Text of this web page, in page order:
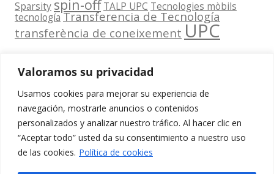
Valoramos su privacidad
Usamos cookies para mejorar su experiencia de
navegación, mostrarle anuncios o contenidos
personalizados y analizar nuestro tráfico. Al hacer clic en
“Aceptar todo” usted da su consentimiento a nuestro uso
de las cookies. Política de cookies
Sparsityspin-off TALP UPC Tecnologies mòbils
tecnología Transferencia de Tecnología
transferència de coneixement UPC
Contacta
amb
nosaltres
Edifici
www.cit.upc.edu
Segueix-nos